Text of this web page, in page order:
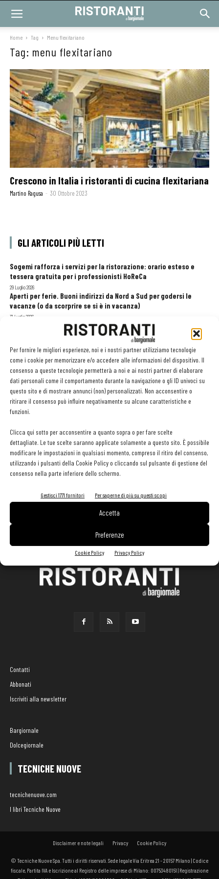
Per fornire le migliori esperienze, noi e i nostri partner utilizziamo tecnologie
come i cookie per memorizzare e/o accedere alle informazioni del dispositivo. Il
consenso a queste tecnologie permetterà a noi e ai nostri partner di elaborare
dati personali come il comportamento durante la navigazione o gli ID univoci su
questo sito e di mostrare annunci (non) personalizzati. Non acconsentire o
ritirare il consenso può influire negativamente su alcune caratteristiche e
funzioni.
Clicca qui sotto per acconsentire a quanto sopra o per fare scelte
dettagliate. Le tue scelte saranno applicate solamente a questo sito. È possibile
modificare le impostazioni in qualsiasi momento, compreso il ritiro del consenso,
utilizzando i pulsanti della Cookie Policy o cliccando sul pulsante di gestione del
consenso nella parte inferiore dello schermo.
Gestisci 1771 fornitori Per saperne di più su questi scopi
Accetta
Preferenze
Cookie Policy Privacy Policy
Home Tag Menu flexitariano
Tag: menu flexitariano
Crescono in Italia i ristoranti di cucina flexitariana
Martino Ragusa - 30 Ottobre 2023
GLI ARTICOLI PIÙ LETTI
Sogemi rafforza i servizi per la ristorazione: orario esteso e
tessera gratuita per i professionisti HoReCa
29 Luglio 2026
Aperti per ferie. Buoni indirizzi da Nord a Sud per godersi le
vacanze (o da scorprire se si è in vacanza)
31 Luglio 2026
Recensioni online, Fipe e le associazioni del turismo chiedono
modifiche alle Linee Guida dell’Antitrust
20 Luglio 2026
EDICOLA WEB
Contatti
Abbonati
Iscriviti alla newsletter
Bargiornale
Dolcegiornale
TECNICHE NUOVE
tecnichenuove.com
I libri Tecniche Nuove
Disclaimer e note legali Privacy Cookie Policy
© Tecniche Nuove Spa. Tutti i diritti riservati. Sede legale Via Eritrea 21 - 20157 Milano | Codice
fiscale, Partita IVA e Iscrizione al Registro delle imprese di Milano: 00753480151 | Registrazione